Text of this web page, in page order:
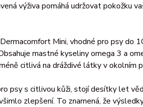
výživa pomáhá udržovat pokožku
Mini, vhodné pro psy do
mastné kyseliny omega 3 a
citlivá na dráždivé látky v okolním
psy s citlivou kůži, stojí desítky let
zlepšení. To znamená, že